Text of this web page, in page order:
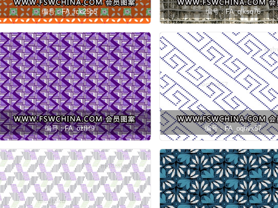
编号：FA_rck25p5 编号：FA_qlksq76
编号：FA_ozflif9 编号：FA_oqhvx57